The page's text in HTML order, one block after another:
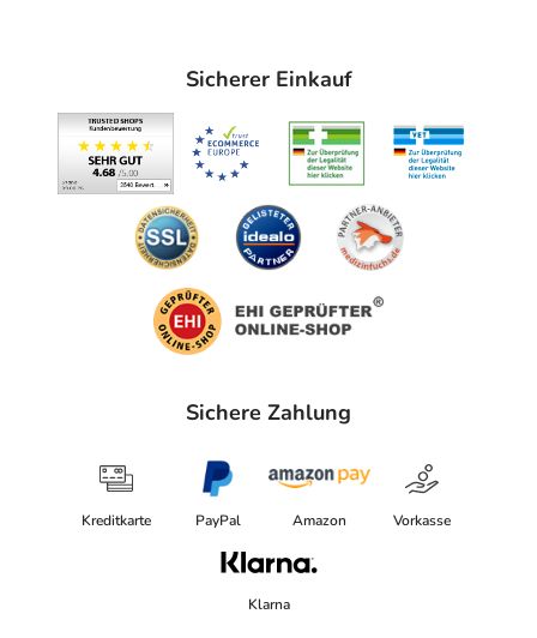
Sicherer Einkauf
Sichere Zahlung
Kreditkarte PayPal Amazon Vorkasse
Klarna